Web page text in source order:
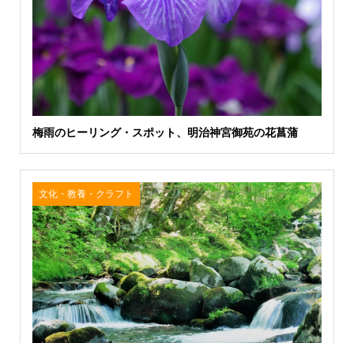
梅雨のヒーリング・スポット、明治神宮御苑の花菖蒲
文化・教養・クラフト